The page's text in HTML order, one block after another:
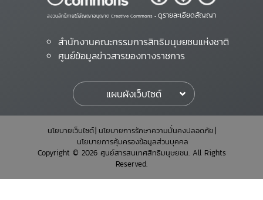
สงวนสิทธิ์ภายใต้สัญญาอนุญาต Creative Commons • ดูรายละเอียดสัญญา
สำนักงานคณะกรรมการสิทธิมนุษยชนแห่งชาติ
ศูนย์ข้อมูลข่าวสารของทางราชการ
แผนผังเว็บไซต์
นโยบายเว็บไซต์ นโยบายการรักษาความมั่นคงปลอดภัย
นโยบายการคุ้มครองข้อมูลส่วนบุคคล
Copyright © 2026 ศูนย์สารสนเทศสิทธิมนุษยชน. All Rights
Reserved.